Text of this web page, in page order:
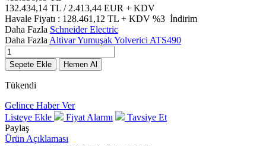
132.434,14 TL / 2.413,44 EUR + KDV
Havale Fiyatı : 128.461,12 TL + KDV %3 İndirim
Daha Fazla Schneider Electric
Daha Fazla Altivar Yumuşak Yolverici ATS490
Sepete Ekle Hemen Al
Tükendi
Gelince Haber Ver
Listeye Ekle
Fiyat Alarmı
Tavsiye Et
Paylaş
Ürün Açıklaması